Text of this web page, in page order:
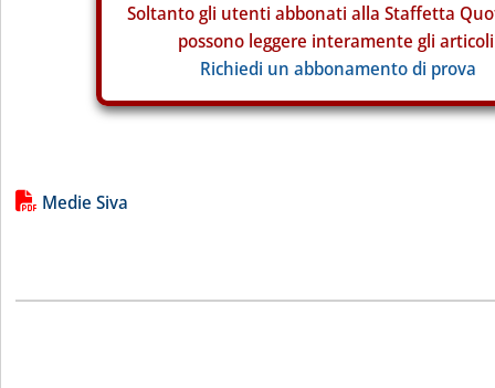
Soltanto gli utenti abbonati alla Staffetta
possono leggere interamente gli
Richiedi un abbonamento di prova
Lista allegati PDF alla notizia
Medie Siva